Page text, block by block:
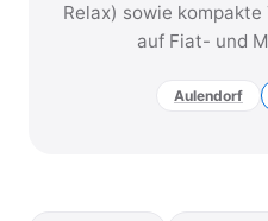
Relax) sowie
auf Fiat- und
Aulendorf